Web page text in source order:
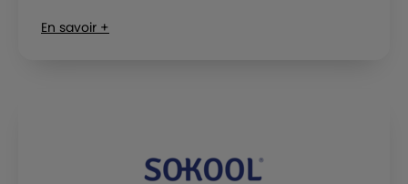
En savoir +